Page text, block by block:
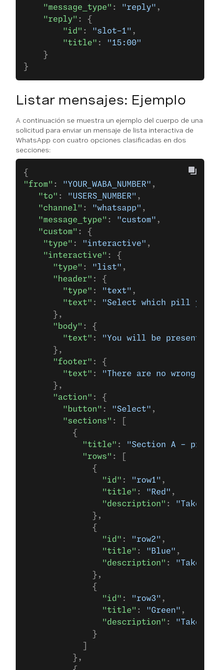
    "message_type"
: "reply" ,
    "reply"
: {
        "id"
: "slot-1" ,
        "title"
:
"15:00"
    }
}
Listar mensajes: Ejemplo
A continuación se muestra un ejemplo del cuerpo de una
solicitud para enviar un mensaje de lista interactiva de
WhatsApp con cuatro opciones clasificadas en dos
secciones:
{
"from" : "YOUR_WABA_NUMBER" ,
   "to"
: "USERS_NUMBER" ,
   "channel"
: "whatsapp" ,
   "message_type"
: "custom" ,
   "custom"
: {
    "type"
: "interactive" ,
    "interactive"
: {
      "type"
: "list" ,
      "header"
: {
        "type"
: "text" ,
        "text"
:
"Select which pill you
      },
      "body"
: {
        "text"
:
"You will be
      },
      "footer"
: {
        "text"
:
"There are no wrong
      },
      "action"
: {
        "button"
: "Select" ,
        "sections"
: [
          {
            "title"
:
"Section A - pills"
            "rows"
: [
              {
                "id"
: "row1" ,
                "title"
: "Red" ,
                "description"
:
"Take
              },
              {
                "id"
: "row2" ,
                "title"
: "Blue" ,
                "description"
:
"Take
              },
              {
                "id"
: "row3" ,
                "title"
: "Green" ,
                "description"
:
"Take
              }
          },